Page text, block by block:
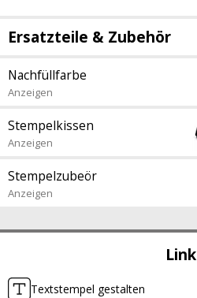
Link
Textstempel gestalten
Ersatzteile & Zubehör
Nachfüllfarbe
Anzeigen
Stempelkissen
Anzeigen
Stempelzubeör
Anzeigen